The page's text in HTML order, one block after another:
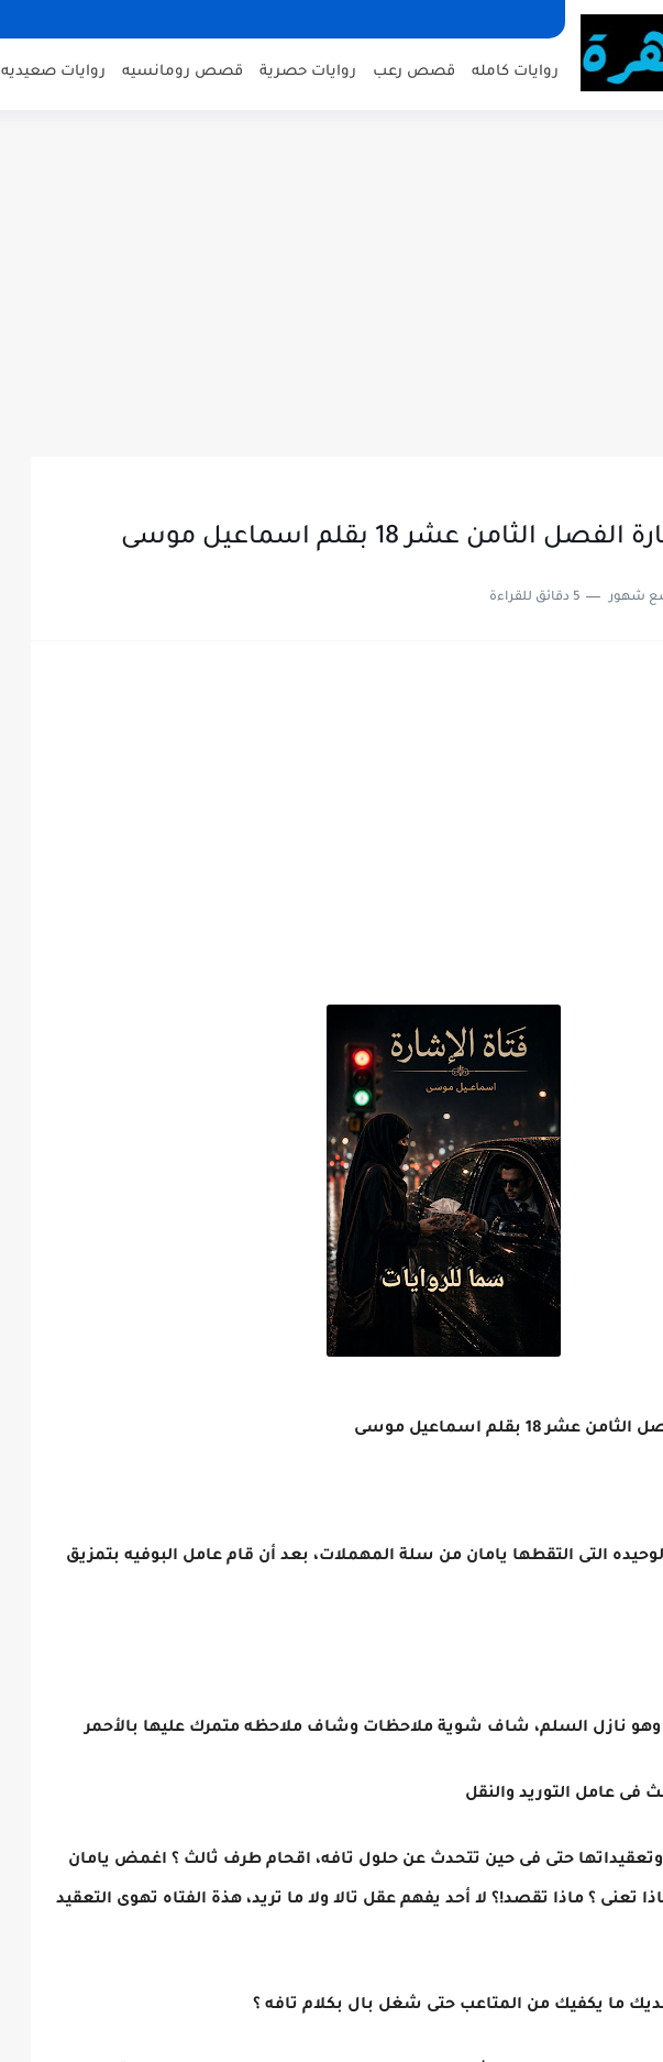
روايات كامله قصص رعب روايات حصرية قصص رومانسيه روايات صعيديه
الثامن عشر 18 بقلم اسماعيل موسى
شهور 5 دقائق للقراءة
18 بقلم اسماعيل موسى
التى التقطها يامان من سلة المهملات، بعد أن قام عامل البوفيه بتمزيق
وهو نازل السلم، شاف شوية ملاحظات وشاف ملاحظه متمرك عليها بالأحمر
فى عامل التوريد والنقل
حتى فى حين تتحدث عن حلول تافه، اقحام طرف ثالث ؟ اغمض يامان
تعنى ؟ ماذا تقصد!؟ لا أحد يفهم عقل تالا ولا ما تريد، هذة الفتاه تهوى التعقيد
ما يكفيك من المتاعب حتى شغل بال بكلام تافه ؟